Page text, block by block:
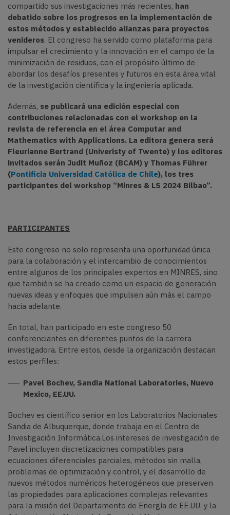
compartido sus investigaciones más recientes, han
debatido sobre los progresos en la implementación de
estos métodos y establecido alianzas para proyectos
venideros. El congreso ha servido como plataforma para
impulsar el crecimiento y la innovación en el campo de la
minimización de residuos, con el propósito último de
abordar los desafíos presentes y futuros en esta área vital
de la investigación científica y la ingeniería aplicada.
Además, se publicará una edición especial con
contribuciones relacionadas con el workshop en la
revista de referencia en el área Computar and
Mathematics with Applications. La editora genera será
Fleurianne Bertrand (Univeristy of Twente) y los editores
invitados serán Judit Muñoz (BCAM) y Thomas Führer
(Pontificia Universidad Católica de Chile), los tres
participantes del workshop “Minres & LS 2024 Bilbao”.
PARTICIPANTES
Este congreso no solo representa una oportunidad única
para la colaboración y el intercambio de conocimientos
entre algunos de los principales expertos en MINRES, sino
que también se ha creado como un espacio de generación
nuevas ideas y enfoques que impulsen aún más el campo
hacia adelante.
En total, han participado en este congreso 50
conferenciantes en diferentes puntos de la carrera
investigadora. Entre estos, desde la organización destacan
estos perfiles:
Pavel Bochev, Sandia National Laboratories, Nuevo
Mexico, EE.UU.
Bochev es científico senior en los Laboratorios Nacionales
Sandia de Albuquerque, donde trabaja en el Centro de
Investigación Informática.Los intereses de investigación de
Pavel incluyen discretizaciones compatibles para
ecuaciones diferenciales parciales, métodos sin malla,
problemas de optimización y control, y el desarrollo de
nuevos métodos numéricos heterogéneos que preserven
las propiedades para aplicaciones complejas relevantes
para la misión del Departamento de Energía de EE.UU. y la